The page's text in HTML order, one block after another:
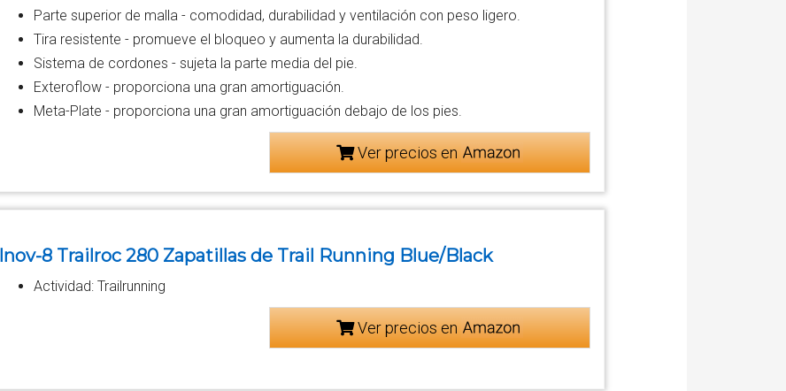
Parte superior de malla - comodidad, durabilidad y ventilación con peso ligero.
Tira resistente - promueve el bloqueo y aumenta la durabilidad.
Sistema de cordones - sujeta la parte media del pie.
Exteroflow - proporciona una gran amortiguación.
Meta-Plate - proporciona una gran amortiguación debajo de los pies.
Ver precios en
Inov-8 Trailroc 280 Zapatillas de Trail Running Blue/Black
Actividad: Trailrunning
Ver precios en